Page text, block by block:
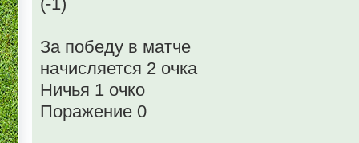
За победу в матче
начисляется 2 очка
Ничья 1 очко
Поражение 0